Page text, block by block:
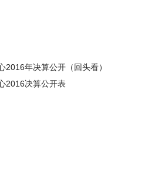
年决算公开（回头看）
2016决算公开表